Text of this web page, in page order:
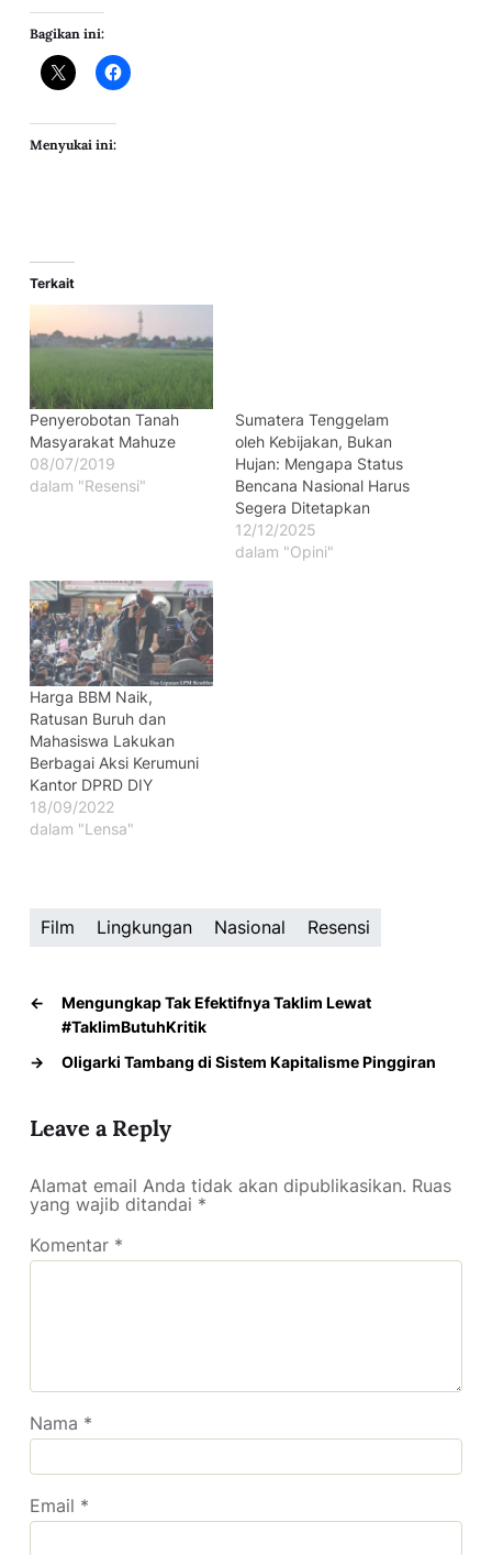
Bagikan ini:
Menyukai ini:
Terkait
Penyerobotan Tanah
Masyarakat Mahuze
08/07/2019
dalam "Resensi"
Sumatera Tenggelam
oleh Kebijakan, Bukan
Hujan: Mengapa Status
Bencana Nasional Harus
Segera Ditetapkan
12/12/2025
dalam "Opini"
Harga BBM Naik,
Ratusan Buruh dan
Mahasiswa Lakukan
Berbagai Aksi Kerumuni
Kantor DPRD DIY
18/09/2022
dalam "Lensa"
Film Lingkungan Nasional Resensi
←
Mengungkap Tak Efektifnya Taklim Lewat
#TaklimButuhKritik
→
Oligarki Tambang di Sistem Kapitalisme Pinggiran
Leave a Reply
Alamat email Anda tidak akan dipublikasikan. Ruas
yang wajib ditandai *
Komentar *
Nama *
Email *